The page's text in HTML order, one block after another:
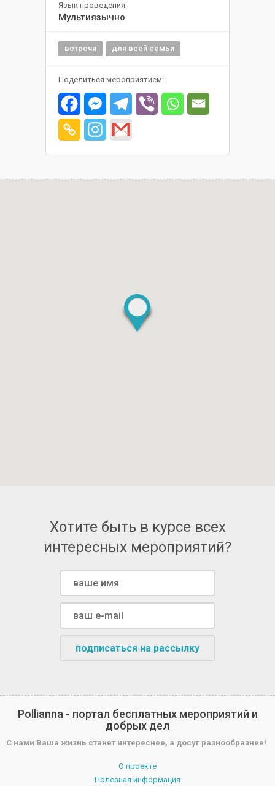
Язык проведения:
Мультиязычно
встречи для всей семьи
Поделиться мероприятием:
Хотите быть в курсе всех
интересных мероприятий?
подписаться на рассылку
Pollianna - портал бесплатных мероприятий и
добрых дел
С нами Ваша жизнь станет интереснее, а досуг разнообразнее!
О проекте
Полезная информация